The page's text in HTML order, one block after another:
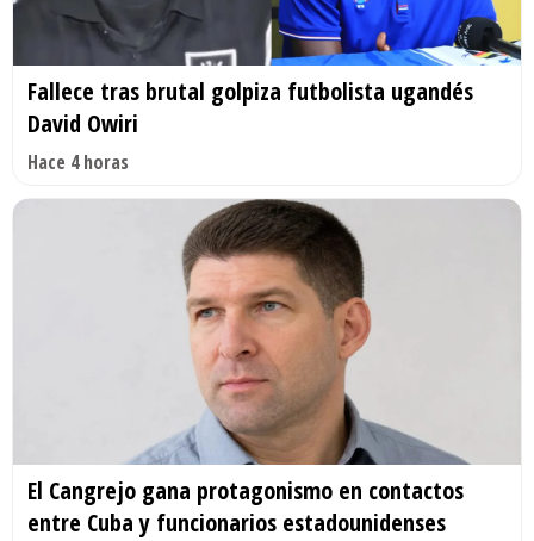
Fallece tras brutal golpiza futbolista ugandés
David Owiri
Hace 4 horas
El Cangrejo gana protagonismo en contactos
entre Cuba y funcionarios estadounidenses